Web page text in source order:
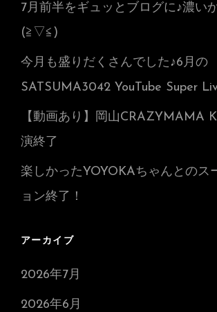
7月前半をギュッとブログに♪濃い
(≧▽≦)
今月も盛りだくさんでした♪6月の
SATSUMA3042 YouTube Super
【動画あり】岡山CRAZYMAMA
演終了
楽しかったYOYOKAちゃんとのス
ョン終了！
アーカイブ
2026年7月
2026年6月